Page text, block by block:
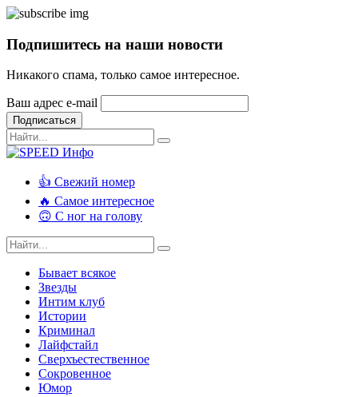
Подпишитесь на наши новости
Никакого спама, только самое интересное.
Ваш адрес e-mail
Подписаться
👍 Свежий номер
🔥 Самое интересное
🙃 С ног на голову
Бывает всякое
Звезды
Интим клуб
Истории
Криминал
Лайфстайл
Сверхъестественное
Сокровенное
Юмор